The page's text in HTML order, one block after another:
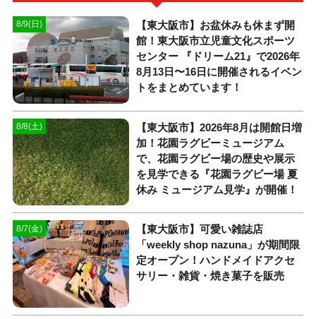
8/9(日)
【東大阪市】お盆休みも休まず開
館！東大阪市立児童文化スポーツ
センター 『ドリーム21』で2026年
8月13日〜16日に開催されるイベン
トをまとめています！
8/8(土)
【東大阪市】2026年8月は開館日増
加！花園ラグビーミュージアム
で、花園ラグビー場の歴史や展示
を見学できる『花園ラグビー場 夏
休み ミュージアム見学』が開催！
8/7(金)
【東大阪市】可愛い雑誌店
「weekly shop nazuna」が期間限
定オープン！ハンドメイドアクセ
サリー・雑貨・焼き菓子を販売